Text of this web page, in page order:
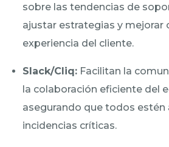
sobre las tendencias de
ajustar estrategias y mejorar
experiencia del cliente.
Slack/Cliq: Facilitan la
la colaboración eficiente del
asegurando que todos estén
incidencias críticas.